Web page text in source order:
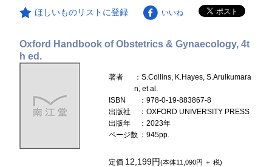
ほしいものリストに登録 いいね
Oxford Handbook of Obstetrics & Gynaecology, 4t
h ed.
著者
：S.Collins, K.Hayes, S.Arulkumara
n, et al.
ISBN
：978-0-19-883867-8
出版社
：OXFORD UNIVERSITY PRESS
出版年
：2023年
ページ数 ：945pp.
定価 12,199円(本体11,090円 ＋ 税)